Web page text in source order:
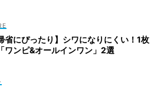
省にぴったり】シワになりにくい！1枚
ワンピ&オールインワン」2選